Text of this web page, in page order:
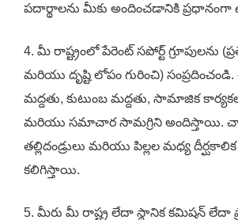
పదార్థాలను మీకు అందించడానికి ప్రధానంగా
4. మీ రాష్ట్రంలో పేరెంట్ సపోర్ట్ గ్రూపులను
మరియు దృష్టి లోపం గురించి)
మద్దతు, కుటుంబ మద్దతు, సామాజిక
మరియు సమాచార సామగ్రిని అందిస్తాయి.
తల్లిదండ్రులు మరియు పిల్లల మధ్య
కలిగిస్తాయి.
5. మీరు మీ రాష్ట్ర లేదా స్థానిక కమిషన్ లేదా